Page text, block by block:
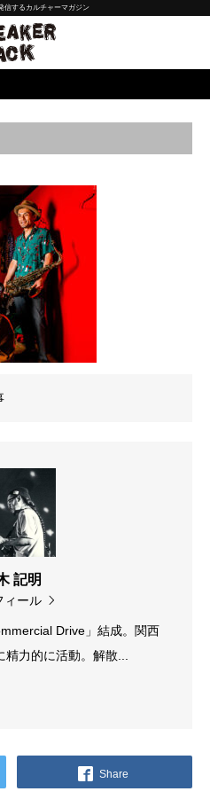
信するカルチャーマガジン
記明
ィール
Drive」結成。関西
力的に活動。解散...
Share